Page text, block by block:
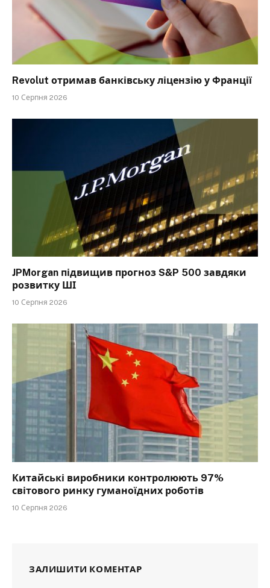
Revolut отримав банківську ліцензію у Франції
10 Серпня 2026
JPMorgan підвищив прогноз S&P 500 завдяки
розвитку ШІ
10 Серпня 2026
Китайські виробники контролюють 97%
світового ринку гуманоїдних роботів
10 Серпня 2026
ЗАЛИШИТИ КОМЕНТАР